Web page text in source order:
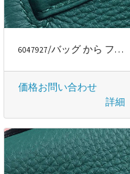
6047927/バッグ から ファッションラグジュアリー
価格お問い合わせ
詳細